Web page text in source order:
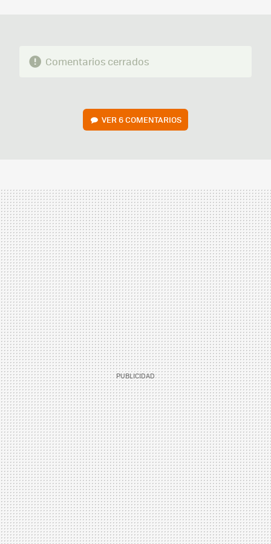
Comentarios cerrados
VER 6 COMENTARIOS